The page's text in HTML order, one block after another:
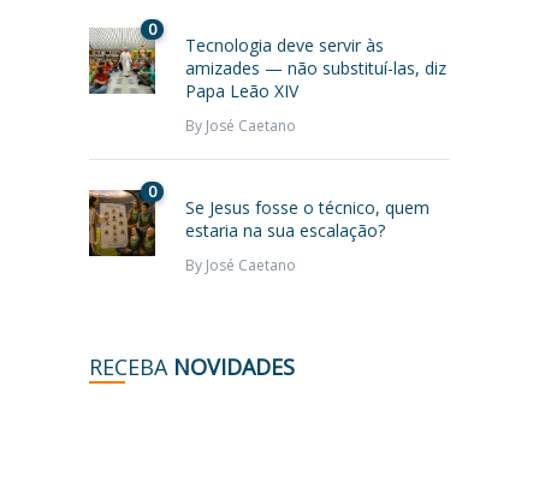
0
Tecnologia deve servir às
amizades — não substituí-las, diz
Papa Leão XIV
By José Caetano
0
Se Jesus fosse o técnico, quem
estaria na sua escalação?
By José Caetano
RECEBA NOVIDADES